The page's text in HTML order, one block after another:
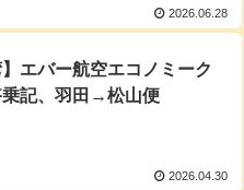
2026.06.28
】エバー航空エコノミーク
乗記、羽田→松山便
2026.04.30